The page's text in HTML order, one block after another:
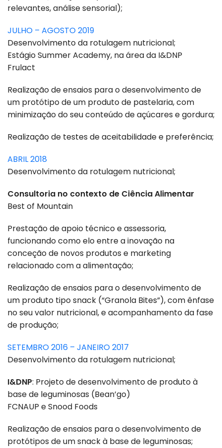
relevantes, análise sensorial);
JULHO – AGOSTO 2019
Desenvolvimento da rotulagem nutricional;
Estágio Summer Academy, na área da I&DNP
Frulact
Realização de ensaios para o desenvolvimento de
um protótipo de um produto de pastelaria, com
minimização do seu conteúdo de açúcares e gordura;
Realização de testes de aceitabilidade e preferência;
ABRIL 2018
Desenvolvimento da rotulagem nutricional;
Consultoria no contexto de Ciência Alimentar
Best of Mountain
Prestação de apoio técnico e assessoria,
funcionando como elo entre a inovação na
conceção de novos produtos e marketing
relacionado com a alimentação;
Realização de ensaios para o desenvolvimento de
um produto tipo snack (“Granola Bites”), com ênfase
no seu valor nutricional, e acompanhamento da fase
de produção;
SETEMBRO 2016 – JANEIRO 2017
Desenvolvimento da rotulagem nutricional;
I&DNP: Projeto de desenvolvimento de produto à
base de leguminosas (Bean’go)
FCNAUP e Snood Foods
Realização de ensaios para o desenvolvimento de
protótipos de um snack à base de leguminosas;